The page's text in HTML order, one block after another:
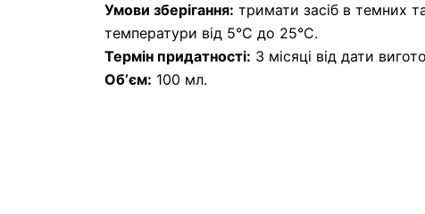
Умови зберігання: тримати засіб в темних
температури від 5°С до 25°С.
Термін придатності: 3 місяці від дати
Обʼєм: 100 мл.